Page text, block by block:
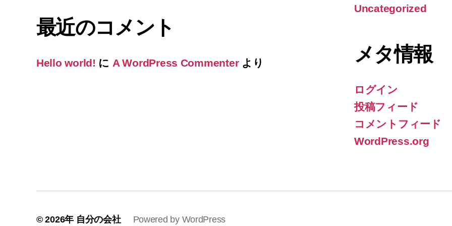
最近のコメント
Hello world! に A WordPress Commenterより
Uncategorized
メタ情報
ログイン
投稿フィード
コメントフィード
WordPress.org
© 2026年 自分の会社 Powered by WordPress